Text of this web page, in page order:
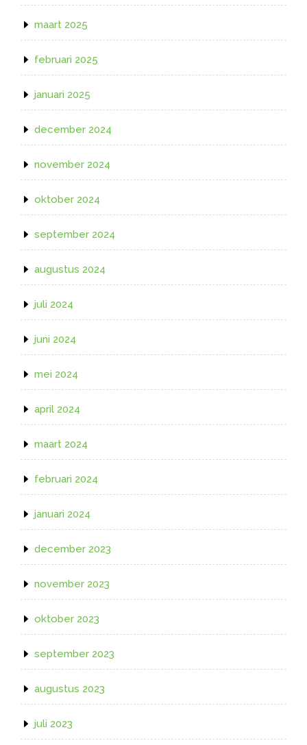
maart 2025
februari 2025
januari 2025
december 2024
november 2024
oktober 2024
september 2024
augustus 2024
juli 2024
juni 2024
mei 2024
april 2024
maart 2024
februari 2024
januari 2024
december 2023
november 2023
oktober 2023
september 2023
augustus 2023
juli 2023